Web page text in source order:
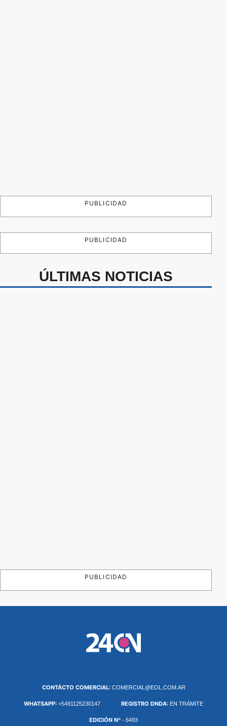
PUBLICIDAD
PUBLICIDAD
ÚLTIMAS NOTICIAS
PUBLICIDAD
CONTÁCTO COMERCIAL: COMERCIAL@EOL.COM.AR
WHATSAPP: +5491125230147 REGISTRO DNDA: EN TRÁMITE
EDICIÓN Nº - 6493